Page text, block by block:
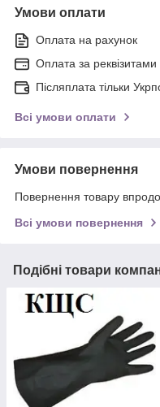
Умови оплати
Оплата на рахунок
Оплата за реквізитами
Післяплата тільки
Всі умови оплати
Умови повернення
Повернення товару
Всі умови повернення
Подібні товари